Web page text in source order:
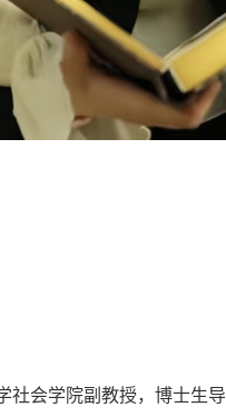
社会学院副教授，博士生